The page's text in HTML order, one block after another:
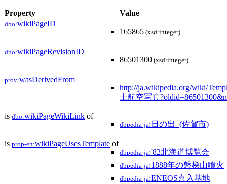
Property Value
dbo:wikiPageID
165865 (xsd:integer)
dbo:wikiPageRevisionID
86501300 (xsd:integer)
prov:wasDerivedFrom
http://ja.wikipedia.org/wiki/
土航空写真
is dbo:wikiPageWikiLink of
dbpedia-ja:日の出_(佐賀市)
is prop-en:wikiPageUsesTemplate of
dbpedia-ja:'82北海道博覧会
dbpedia-ja:1888年の磐梯山噴火
dbpedia-ja:ENEOS喜入基地